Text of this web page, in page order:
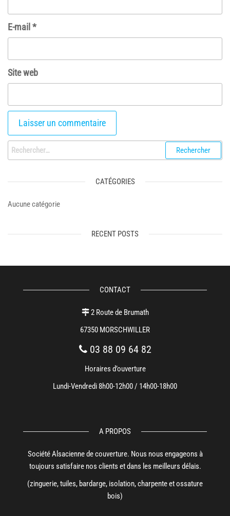
E-mail *
Site web
Rechercher :
CATÉGORIES
Aucune catégorie
RECENT POSTS
CONTACT
2 Route de Brumath
67350 MORSCHWILLER
03 88 09 64 82
Horaires d’ouverture
Lundi-Vendredi 8h00-12h00 / 14h00-18h00
A PROPOS
Société Alsacienne de couverture. Nous nous engageons à
toujours satisfaire nos clients et dans les meilleurs délais.
(zinguerie, tuiles, bardarge, isolation, charpente et ossature
bois)